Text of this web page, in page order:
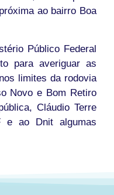
ao bairro Boa
Público Federal
para averiguar as
limites da rodovia
Novo e Bom Retiro
Cláudio Terre
e ao Dnit algumas